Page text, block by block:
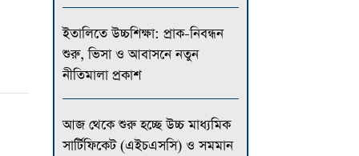
ইতালিতে উচ্চশিক্ষা: প্রাক-নিবন্ধন
শুরু, ভিসা ও আবাসনে নতুন
নীতিমালা প্রকাশ
আজ থেকে শুরু হচ্ছে উচ্চ মাধ্যমিক
সার্টিফিকেট (এইচএসসি) ও সমমান